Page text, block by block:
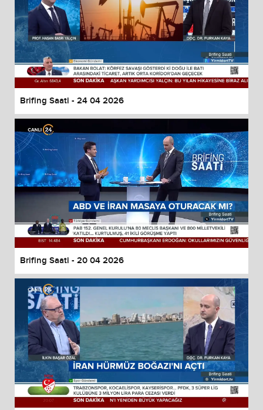
Brifing Saati - 24 04 2026
Brifing Saati - 20 04 2026